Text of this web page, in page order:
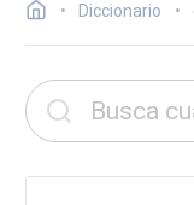
Diccionario